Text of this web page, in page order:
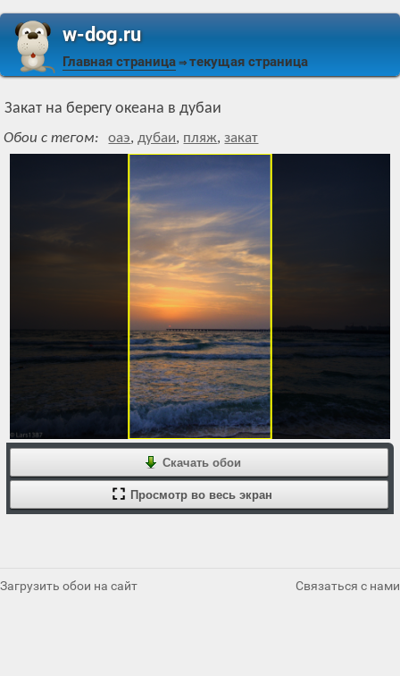
w-dog.ru
Главная страница ⇒ текущая страница
Закат на берегу океана в дубаи
Обои с тегом: оаэ,дубаи, пляж,закат
Скачать обои
Просмотр во весь экран
Загрузить обои на сайт Связаться с нами